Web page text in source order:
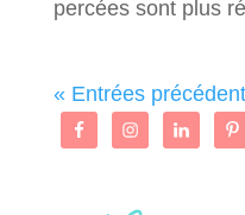
percées sont plus
« Entrées